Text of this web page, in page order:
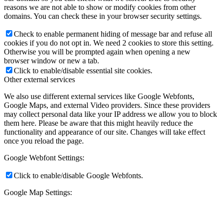
reasons we are not able to show or modify cookies from other
domains. You can check these in your browser security settings.
Check to enable permanent hiding of message bar and refuse all
cookies if you do not opt in. We need 2 cookies to store this setting.
Otherwise you will be prompted again when opening a new
browser window or new a tab.
Click to enable/disable essential site cookies.
Other external services
We also use different external services like Google Webfonts,
Google Maps, and external Video providers. Since these providers
may collect personal data like your IP address we allow you to block
them here. Please be aware that this might heavily reduce the
functionality and appearance of our site. Changes will take effect
once you reload the page.
Google Webfont Settings:
Click to enable/disable Google Webfonts.
Google Map Settings: